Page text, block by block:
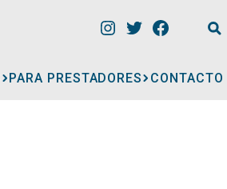
PARA PRESTADORES CONTACTO